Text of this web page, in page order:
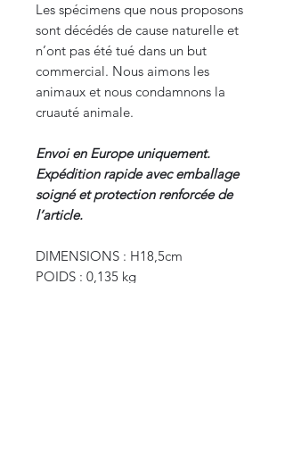
Les spécimens que nous proposons
sont décédés de cause naturelle et
n’ont pas été tué dans un but
commercial. Nous aimons les
animaux et nous condamnons la
cruauté animale.
Envoi en Europe uniquement.
Expédition rapide avec emballage
soigné et protection renforcée de
l’article.
DIMENSIONS : H18,5cm
POIDS : 0,135 kg